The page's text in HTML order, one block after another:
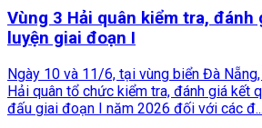
Vùng 3 Hải quân kiểm tra, đánh
luyện giai đoạn I
Ngày 10 và 11/6, tại vùng biển Đà
Hải quân tổ chức kiểm tra, đánh giá kết
đấu giai đoạn I năm 2026 đối với các đ...